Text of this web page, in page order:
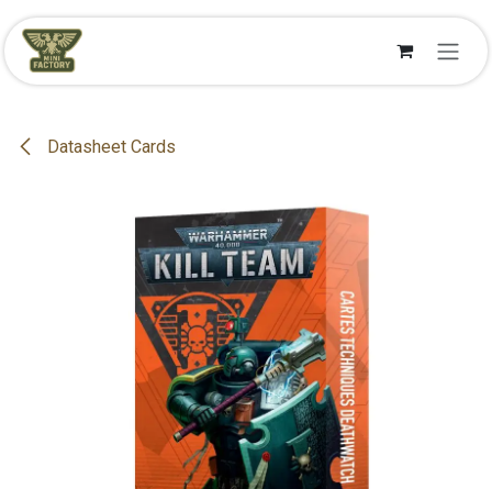
Se rendre au contenu
Datasheet Cards